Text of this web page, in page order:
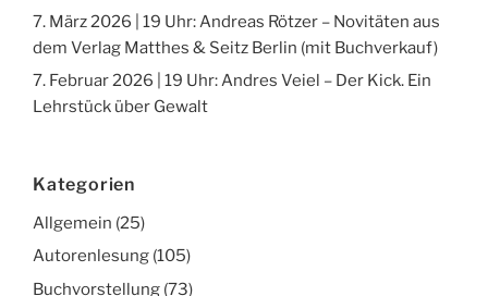
7. März 2026 | 19 Uhr: Andreas Rötzer – Novitäten aus
dem Verlag Matthes & Seitz Berlin (mit Buchverkauf)
7. Februar 2026 | 19 Uhr: Andres Veiel – Der Kick. Ein
Lehrstück über Gewalt
Kategorien
Allgemein (25)
Autorenlesung (105)
Buchvorstellung (73)